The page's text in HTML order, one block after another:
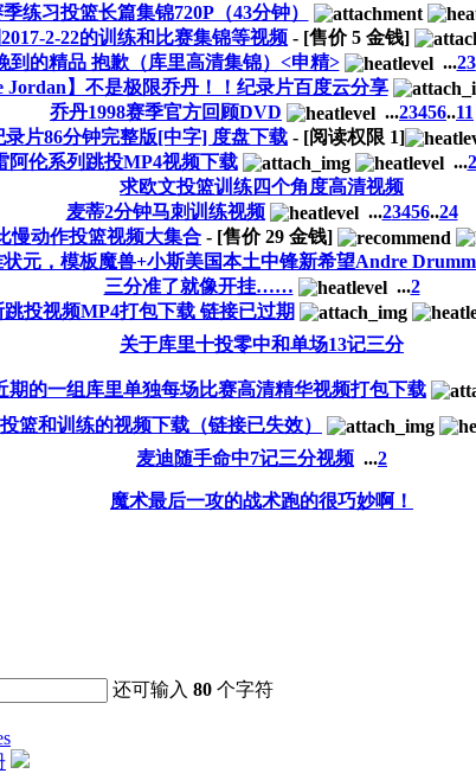
练习投篮长篇集锦720P（43分钟）
2-22的训练和比赛集锦等视频 - [售价5 金钱]
到的精品 抱歉（库里高清集锦）<申精>
...23
Jordan】不是极限乔丹！！纪录片百度云分享
乔丹1998赛季官方回顾DVD
...23456..11
录片86分钟完整版[中字] 度盘下载 - [阅读权限 1]
阿伦系列跳投MP4视频下载
...2
求欧文投篮训练四个角度高清视频
麦蒂2分钟马刺训练视频
...23456..24
慢动作投篮视频大集合 - [售价29 金钱]
元，模板魔兽+小斯美国本土中锋新希望Andre
三分准了就像开挂……
...2
投视频MP4打包下载 链接已过期
关于库里十投零中和单场13记三分
期的一组库里单独每场比赛高清精华视频打包下载
篮和训练的视频下载（链接已失效）
麦迪随手命中7记三分视频 ...2
魔术最后一攻的战术跑的很巧妙啊！
还可输入80 个字符